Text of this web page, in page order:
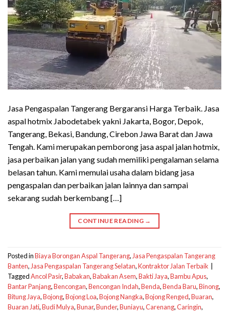
Jasa Pengaspalan Tangerang Bergaransi Harga Terbaik. Jasa
aspal hotmix Jabodetabek yakni Jakarta, Bogor, Depok,
Tangerang, Bekasi, Bandung, Cirebon Jawa Barat dan Jawa
Tengah. Kami merupakan pemborong jasa aspal jalan hotmix,
jasa perbaikan jalan yang sudah memiliki pengalaman selama
belasan tahun. Kami memulai usaha dalam bidang jasa
pengaspalan dan perbaikan jalan lainnya dan sampai
sekarang sudah berkembang […]
CONTINUE READING →
Posted inBiaya Borongan Aspal Tangerang,Jasa Pengaspalan Tangerang
Banten,Jasa Pengaspalan Tangerang Selatan,Kontraktor Jalan Terbaik
TaggedAncol Pasir,Babakan,Babakan Asem,Bakti Jaya,Bambu Apus,
Bantar Panjang,Bencongan,Bencongan Indah,Benda,Benda Baru,Binong,
Bitung Jaya,Bojong,Bojong Loa,Bojong Nangka,Bojong Renged,Buaran,
Buaran Jati,Budi Mulya,Bunar,Bunder,Buniayu,Carenang,Caringin,